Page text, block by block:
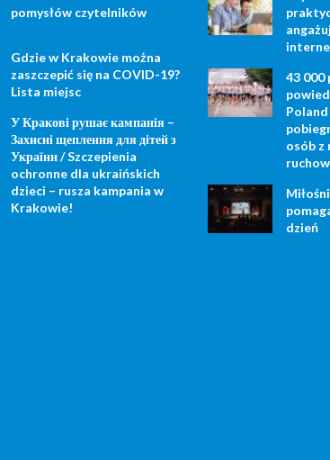
pomysłów czytelników
Gdzie w Krakowie można
zaszczepić się na COVID-19?
Lista miejsc
У Кракові рушає кампанія –
Захисні щеплення для дітей з
України / Szczepienia
ochronne dla ukraińskich
dzieci – rusza kampania w
Krakowie!
43 000
Poland
osób z
dzień